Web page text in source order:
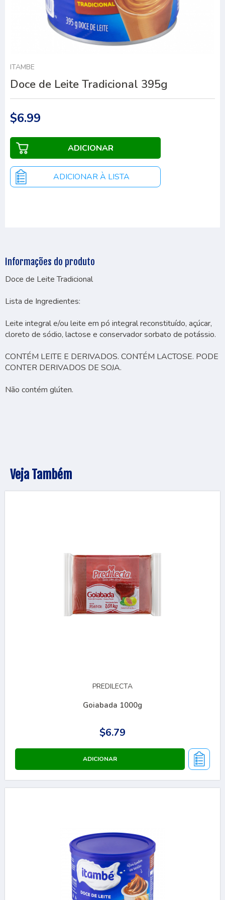
ITAMBE
Doce de Leite Tradicional 395g
$6.99
Informações do produto
Doce de Leite Tradicional
Lista de Ingredientes:
Leite integral e/ou leite em pó integral reconstituído, açúcar,
cloreto de sódio, lactose e conservador sorbato de potássio.
CONTÉM LEITE E DERIVADOS. CONTÉM LACTOSE. PODE
CONTER DERIVADOS DE SOJA.
Não contém glúten.
Veja Também
PREDILECTA
Goiabada 1000g
$6.79